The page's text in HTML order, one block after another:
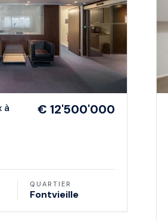
€ 12'500'000
QUARTIER
Fontvieille